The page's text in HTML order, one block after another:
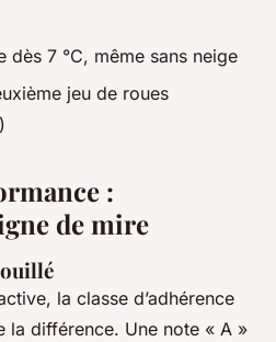
dès 7 °C, même sans neige
jeu de roues
:
de mire
la classe d’adhérence
la différence. Une note « A »